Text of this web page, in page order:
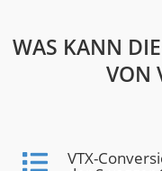
WAS KANN
VON
VTX-